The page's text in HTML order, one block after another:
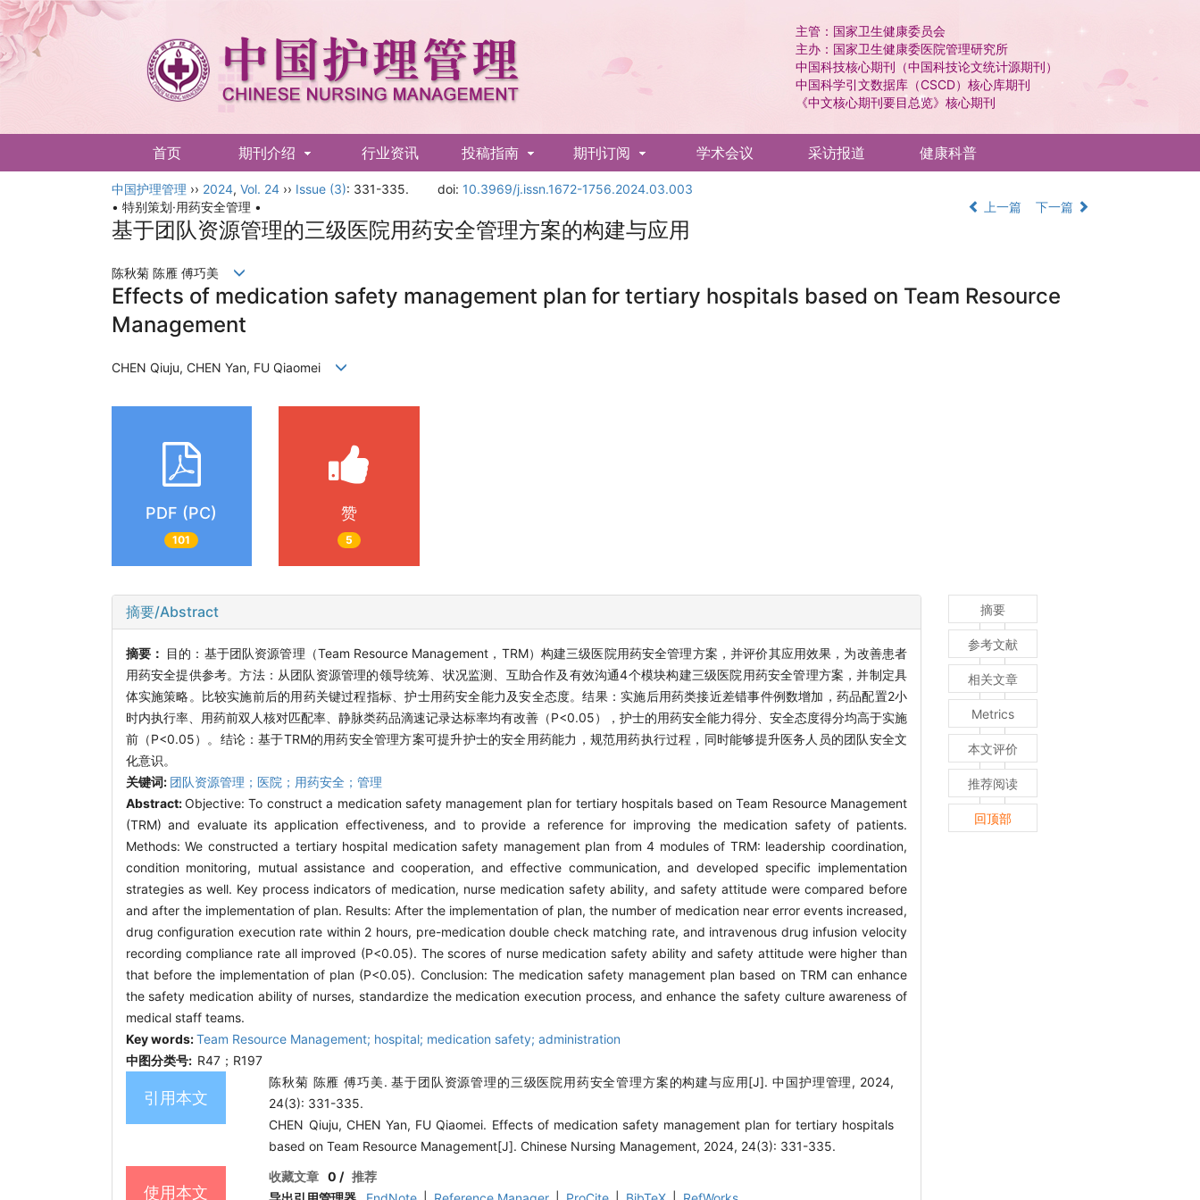
主管：国家卫生健康委员会
主办：国家卫生健康委医院管理研究所
中国科技核心期刊（中国科技论文统计源期刊）
中国科学引文数据库（CSCD）核心库期刊
《中文核心期刊要目总览》核心期刊
首页 期刊介绍 行业资讯 投稿指南 期刊订阅 学术会议 采访报道 健康科普
English
中国护理管理 ›› 2024, Vol. 24›› Issue (3): 331-335. doi: 10.3969/j.issn.1672-1756.2024.03.003
• 特别策划·用药安全管理 •
上一篇 下一篇
基于团队资源管理的三级医院用药安全管理方案的构建与应用
陈秋菊 陈雁 傅巧美
Effects of medication safety management plan for tertiary hospitals based on Team Resource
Management
CHEN Qiuju, CHEN Yan, FU Qiaomei
PDF (PC)
101
赞
5
摘要/Abstract
摘要： 目的：基于团队资源管理（Team Resource Management，TRM）构建三级医院用药安全管理方案，并评价其应用效果，为改善患者
用药安全提供参考。方法：从团队资源管理的领导统筹、状况监测、互助合作及有效沟通4个模块构建三级医院用药安全管理方案，并制定具
体实施策略。比较实施前后的用药关键过程指标、护士用药安全能力及安全态度。结果：实施后用药类接近差错事件例数增加，药品配置2小
时内执行率、用药前双人核对匹配率、静脉类药品滴速记录达标率均有改善（P<0.05），护士的用药安全能力得分、安全态度得分均高于实施
前（P<0.05）。结论：基于TRM的用药安全管理方案可提升护士的安全用药能力，规范用药执行过程，同时能够提升医务人员的团队安全文
化意识。
关键词: 团队资源管理；医院；用药安全；管理
Abstract:Objective: To construct a medication safety management plan for tertiary hospitals based on Team Resource Management
(TRM) and evaluate its application effectiveness, and to provide a reference for improving the medication safety of patients.
Methods: We constructed a tertiary hospital medication safety management plan from 4 modules of TRM: leadership coordination,
condition monitoring, mutual assistance and cooperation, and effective communication, and developed specific implementation
strategies as well. Key process indicators of medication, nurse medication safety ability, and safety attitude were compared before
and after the implementation of plan. Results: After the implementation of plan, the number of medication near error events increased,
drug configuration execution rate within 2 hours, pre-medication double check matching rate, and intravenous drug infusion velocity
recording compliance rate all improved (P<0.05). The scores of nurse medication safety ability and safety attitude were higher than
that before the implementation of plan (P<0.05). Conclusion: The medication safety management plan based on TRM can enhance
the safety medication ability of nurses, standardize the medication execution process, and enhance the safety culture awareness of
medical staff teams.
Key words:Team Resource Management; hospital; medication safety; administration
中图分类号: R47；R197
引用本文
陈秋菊 陈雁 傅巧美. 基于团队资源管理的三级医院用药安全管理方案的构建与应用[J]. 中国护理管理, 2024,
24(3): 331-335.
CHEN Qiuju, CHEN Yan, FU Qiaomei. Effects of medication safety management plan for tertiary hospitals
based on Team Resource Management[J]. Chinese Nursing Management, 2024, 24(3): 331-335.
使用本文
收藏文章 0 /推荐
摘要
参考文献
相关文章
Metrics
本文评价
推荐阅读
回顶部